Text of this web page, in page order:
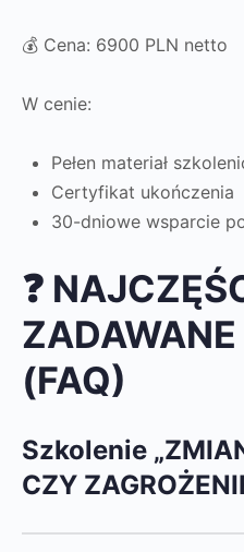
💰 Cena: 6900 PLN netto
W cenie:
Pełen materiał
Certyfikat ukończenia
30-dniowe wsparcie
❓
(FAQ)
Szkolenie
CZY